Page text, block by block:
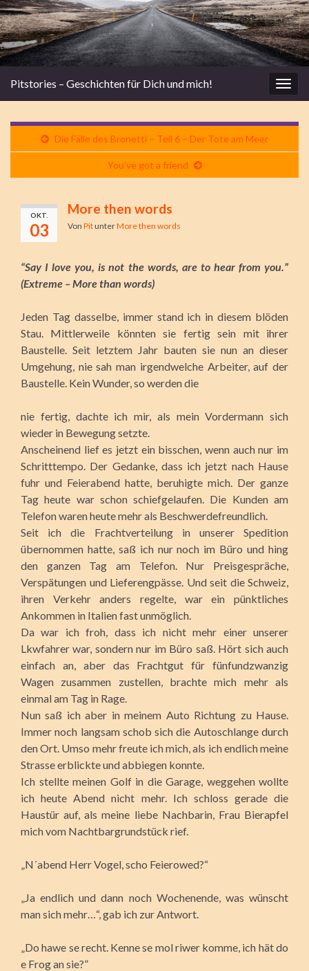
Pitstories – Geschichten für Dich und mich!
Die Fälle des Bronetti – Teil 6 – Der Tote am Meer
You’ve got a friend
OKT.
03
More then words
Von PitunterMore then words
“Say I love you, is not the words, are to hear from you.”
(Extreme – More than words)
Jeden Tag dasselbe, immer stand ich in diesem blöden
Stau. Mittlerweile könnten sie fertig sein mit ihrer
Baustelle. Seit letztem Jahr bauten sie nun an dieser
Umgehung, nie sah man irgendwelche Arbeiter, auf der
Baustelle. Kein Wunder, so werden die
nie fertig, dachte ich mir, als mein Vordermann sich
wieder in Bewegung setzte.
Anscheinend lief es jetzt ein bisschen, wenn auch nur im
Schritttempo. Der Gedanke, dass ich jetzt nach Hause
fuhr und Feierabend hatte, beruhigte mich. Der ganze
Tag heute war schon schiefgelaufen. Die Kunden am
Telefon waren heute mehr als Beschwerdefreundlich.
Seit ich die Frachtverteilung in unserer Spedition
übernommen hatte, saß ich nur noch im Büro und hing
den ganzen Tag am Telefon. Nur Preisgespräche,
Verspätungen und Lieferengpässe. Und seit die Schweiz,
ihren Verkehr anders regelte, war ein pünktliches
Ankommen in Italien fast unmöglich.
Da war ich froh, dass ich nicht mehr einer unserer
Lkwfahrer war, sondern nur im Büro saß. Hört sich auch
einfach an, aber das Frachtgut für fünfundzwanzig
Wagen zusammen zustellen, brachte mich mehr als
einmal am Tag in Rage.
Nun saß ich aber in meinem Auto Richtung zu Hause.
Immer noch langsam schob sich die Autoschlange durch
den Ort. Umso mehr freute ich mich, als ich endlich meine
Strasse erblickte und abbiegen konnte.
Ich stellte meinen Golf in die Garage, weggehen wollte
ich heute Abend nicht mehr. Ich schloss gerade die
Haustür auf, als meine liebe Nachbarin, Frau Bierapfel
mich vom Nachtbargrundstück rief.
„N´abend Herr Vogel, scho Feierowed?“
„Ja endlich und dann noch Wochenende, was wünscht
man sich mehr…“, gab ich zur Antwort.
„Do hawe se recht. Kenne se mol riwer komme, ich hät do
e Frog an sie?”